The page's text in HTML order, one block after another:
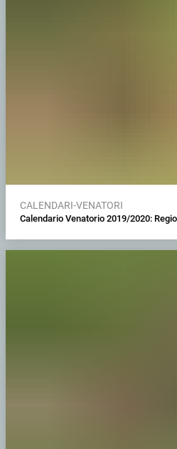
CALENDARI-VENATORI
Calendario Venatorio 2019/2020: